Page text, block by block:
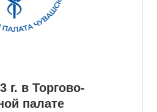
г. в Торгово-
палате